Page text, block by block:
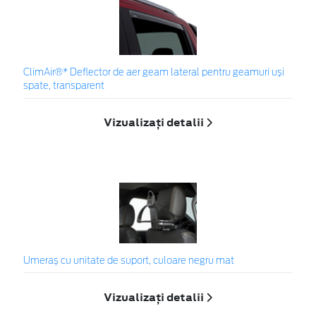
ClimAir®* Deflector de aer geam lateral pentru geamuri uși
spate, transparent
Vizualizați detalii
Umeraș cu unitate de suport, culoare negru mat
Vizualizați detalii